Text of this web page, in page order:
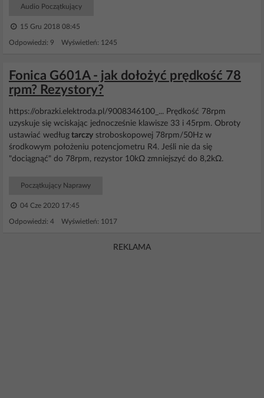
Audio Początkujący
15 Gru 2018 08:45
Odpowiedzi: 9 Wyświetleń: 1245
Fonica G601A - jak dołożyć prędkość 78
rpm? Rezystory?
https://obrazki.elektroda.pl/9008346100_... Prędkość 78rpm
uzyskuje się wciskając jednocześnie klawisze 33 i 45rpm. Obroty
ustawiać według tarczy stroboskopowej 78rpm/50Hz w
środkowym położeniu potencjometru R4. Jeśli nie da się
"dociągnąć" do 78rpm, rezystor 10kΩ zmniejszyć do 8,2kΩ.
Początkujący Naprawy
04 Cze 2020 17:45
Odpowiedzi: 4 Wyświetleń: 1017
REKLAMA